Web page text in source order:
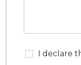
I declare